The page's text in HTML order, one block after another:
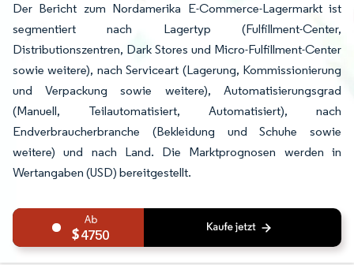
Der Bericht zum Nordamerika E-Commerce-Lagermarkt ist
segmentiert nach Lagertyp (Fulfillment-Center,
Distributionszentren, Dark Stores und Micro-Fulfillment-Center
sowie weitere), nach Serviceart (Lagerung, Kommissionierung
und Verpackung sowie weitere), Automatisierungsgrad
(Manuell, Teilautomatisiert, Automatisiert), nach
Endverbraucherbranche (Bekleidung und Schuhe sowie
weitere) und nach Land. Die Marktprognosen werden in
Wertangaben (USD) bereitgestellt.
4750